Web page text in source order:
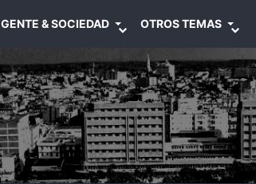
GENTE & SOCIEDAD OTROS TEMAS